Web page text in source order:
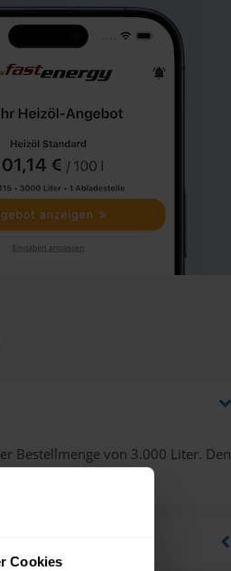
Cookies
Bestellmenge von 3.000 Liter. Den